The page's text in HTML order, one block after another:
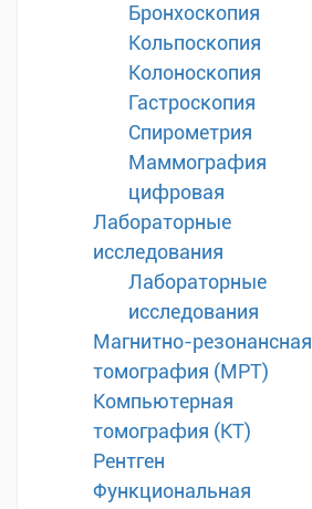
Бронхоскопия
Кольпоскопия
Колоноскопия
Гастроскопия
Спирометрия
Маммография
цифровая
Лабораторные
исследования
Лабораторные
исследования
Магнитно-резонансная
томография (МРТ)
Компьютерная
томография (КТ)
Рентген
Функциональная